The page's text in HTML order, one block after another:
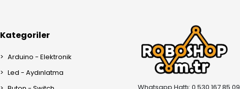
Kategoriler
Arduino - Elektronik
Led - Aydınlatma